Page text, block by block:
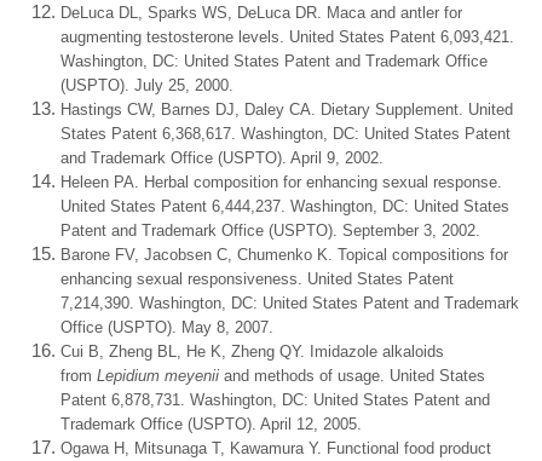
DeLuca DL, Sparks WS, DeLuca DR. Maca and antler for
augmenting testosterone levels. United States Patent 6,093,421.
Washington, DC: United States Patent and Trademark Office
(USPTO). July 25, 2000.
Hastings CW, Barnes DJ, Daley CA. Dietary Supplement. United
States Patent 6,368,617. Washington, DC: United States Patent
and Trademark Office (USPTO). April 9, 2002.
Heleen PA. Herbal composition for enhancing sexual response.
United States Patent 6,444,237. Washington, DC: United States
Patent and Trademark Office (USPTO). September 3, 2002.
Barone FV, Jacobsen C, Chumenko K. Topical compositions for
enhancing sexual responsiveness. United States Patent
7,214,390. Washington, DC: United States Patent and Trademark
Office (USPTO). May 8, 2007.
Cui B, Zheng BL, He K, Zheng QY. Imidazole alkaloids
from Lepidium meyenii and methods of usage. United States
Patent 6,878,731. Washington, DC: United States Patent and
Trademark Office (USPTO). April 12, 2005.
Ogawa H, Mitsunaga T, Kawamura Y. Functional food product